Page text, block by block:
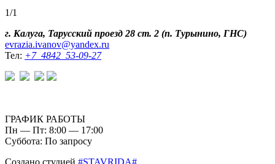
1/1
г. Калуга, Тарусский проезд 28 ст. 2 (п. Турынино, ГНС)
evrazia.ivanov@yandex.ru
Тел: +7 4842 53-09-27
ГРАФИК РАБОТЫ
Пн — Пт: 8:00 — 17:00
Суббота: По запросу
Создано студией #STAVRIDA#